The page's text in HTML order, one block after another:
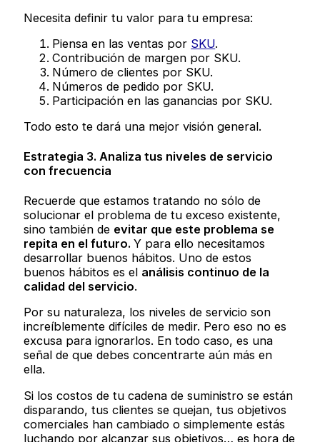
Necesita definir tu valor para tu empresa:
Piensa en las ventas por SKU.
Contribución de margen por SKU.
Número de clientes por SKU.
Números de pedido por SKU.
Participación en las ganancias por SKU.
Todo esto te dará una mejor visión general.
Estrategia 3. Analiza tus niveles de servicio
con frecuencia
Recuerde que estamos tratando no sólo de
solucionar el problema de tu exceso existente,
sino también de evitar que este problema se
repita en el futuro.Y para ello necesitamos
desarrollar buenos hábitos. Uno de estos
buenos hábitos es el análisis continuo de la
calidad del servicio.
Por su naturaleza, los niveles de servicio son
increíblemente difíciles de medir. Pero eso no es
excusa para ignorarlos. En todo caso, es una
señal de que debes concentrarte aún más en
ella.
Si los costos de tu cadena de suministro se están
disparando, tus clientes se quejan, tus objetivos
comerciales han cambiado o simplemente estás
luchando por alcanzar sus objetivos… es hora de